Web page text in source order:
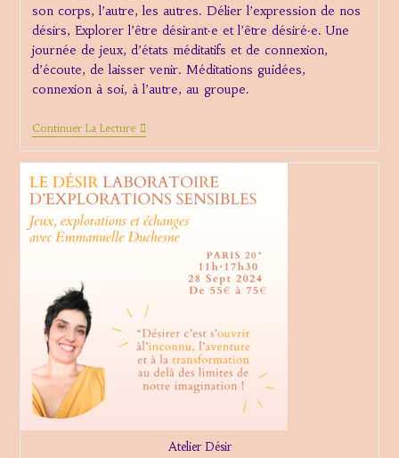
son corps, l’autre, les autres. Délier l’expression de nos
désirs, Explorer l’être désirant·e et l’être désiré·e. Une
journée de jeux, d’états méditatifs et de connexion,
d’écoute, de laisser venir. Méditations guidées,
connexion à soi, à l’autre, au groupe.
Continuer La LectureLe
Désir,
Voyage
Sensibles
Atelier Désir